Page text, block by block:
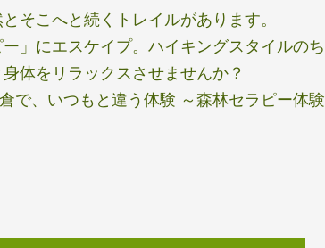
そこへと続くトレイルがあります。
」にエスケイプ。ハイキングスタイルのち
体をリラックスさせませんか？
で、いつもと違う体験 ～森林セラピー体験